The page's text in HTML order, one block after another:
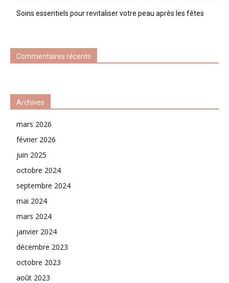
Soins essentiels pour revitaliser votre peau après les fêtes
Commentaires récents
Archives
mars 2026
février 2026
juin 2025
octobre 2024
septembre 2024
mai 2024
mars 2024
janvier 2024
décembre 2023
octobre 2023
août 2023